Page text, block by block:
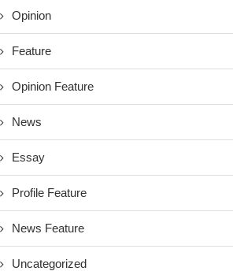
Opinion
Feature
Opinion Feature
News
Essay
Profile Feature
News Feature
Uncategorized